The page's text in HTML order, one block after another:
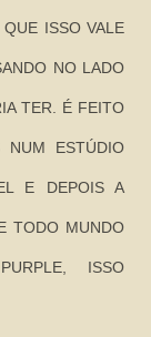
ISSO VALE
NO LADO
TER. É FEITO
NUM ESTÚDIO
E DEPOIS A
TODO MUNDO
ISSO